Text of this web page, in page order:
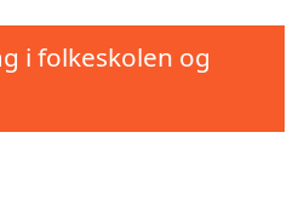
i folkeskolen og